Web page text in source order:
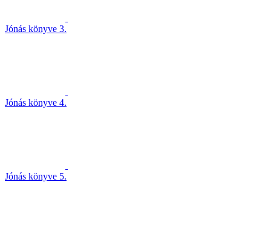
Jónás könyve 3.
Jónás könyve 4.
Jónás könyve 5.